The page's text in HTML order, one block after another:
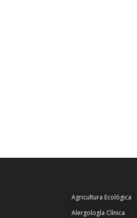
Agricultura Ecológica
Alergología Clínica